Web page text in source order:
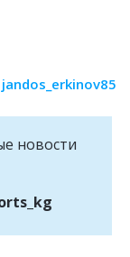
jandos_erkinov85
новости